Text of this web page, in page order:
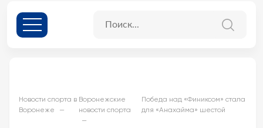
Новости спорта в
Воронеже
Воронежские
новости спорта
Победа над «Финиксом» стала
для «Анахайма» шестой